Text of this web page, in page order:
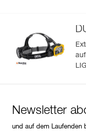
Newsletter
und auf dem Laufenden